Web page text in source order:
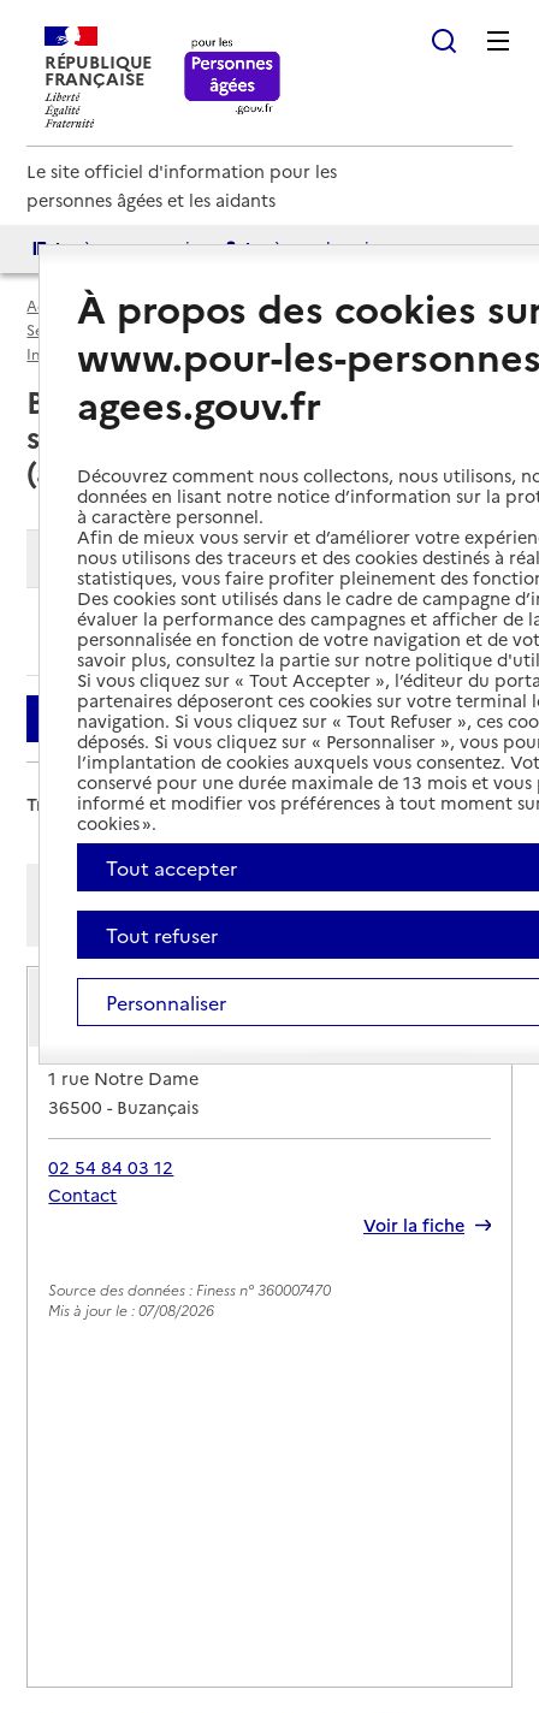
RÉPUBLIQUE
FRANÇAISE
Le site officiel d'information pour les
personnes âgées et les aidants
Accès aux annuaires Accès par besoin
Accueil
Espace annuaire
Services autonomie à domicile (aide et soins) par département
Indre (36)
Service autonomie à domicile (aide et soins)
Buzançais (36500) : liste des
services autonomie à domicile
(aide et soins)
Modifier ma recherche
Ajouter cette recherche aux favoris
Filtrer
Trier par :
Afficher les résultats par:
Service de soins infirmiers à domicile
SSIAD - Centre hospitalier Saint-Roch de
Buzançais
Adresse
1 rue Notre Dame
36500-Buzançais
02 54 84 03 12
Contact
Voir la fiche
Source des données : Finess n° 360007470
Mis à jour le : 07/08/2026
À propos des cookies
www.pour-les-
agees.gouv.fr
Découvrez comment nous collectons, nous utilisons,
données en lisant notre notice d’information sur la
à caractère personnel.
Afin de mieux vous servir et d’améliorer votre
nous utilisons des traceurs et des cookies destinés à
statistiques, vous faire profiter pleinement des
Des cookies sont utilisés dans le cadre de campagne
évaluer la performance des campagnes et afficher de
personnalisée en fonction de votre navigation et de
savoir plus, consultez la partie sur notre politique
Si vous cliquez sur « Tout Accepter », l’éditeur du
partenaires déposeront ces cookies sur votre terminal
navigation. Si vous cliquez sur « Tout Refuser », ces
déposés. Si vous cliquez sur « Personnaliser », vous
l’implantation de cookies auxquels vous consentez.
conservé pour une durée maximale de 13 mois et
informé et modifier vos préférences à tout moment
cookies ».
Tout accepter
Tout refuser
Personnaliser